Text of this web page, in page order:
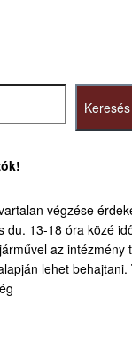
Keresés
végzése
du. 13-18 óra közé
az intézmény
lehet behajtani.